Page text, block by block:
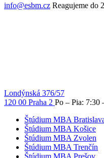
info@esbm.cz Reagujeme do
Londýnská 376/57
120 00 Praha 2 Po – Pia: 7:30
Štúdium MBA
Štúdium MBA Košice
Štúdium MBA Zvolen
Štúdium MBA Trenčín
Štúdium MBA Prešov